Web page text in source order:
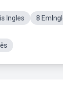
Ingles
8